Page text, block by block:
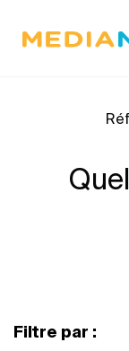
Filtre par :